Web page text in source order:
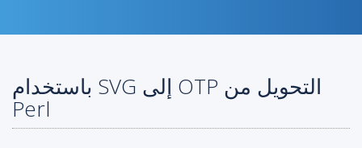
التحويل من OTP إلى SVG باستخدام
Perl